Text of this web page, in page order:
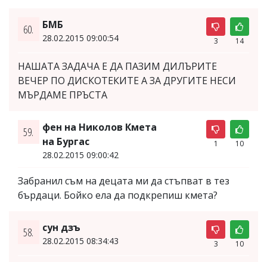
60. БМБ
28.02.2015 09:00:54 3 14
НАШАТА ЗАДАЧА Е ДА ПАЗИМ ДИЛЪРИТЕ
ВЕЧЕР ПО ДИСКОТЕКИТЕ А ЗА ДРУГИТЕ НЕСИ
МЪРДАМЕ ПРЪСТА
59.
фен на Николов Кмета
на Бургас
28.02.2015 09:00:42
1 10
Забранил съм на децата ми да стъпват в тез
бърдаци. Бойко ела да подкрепиш кмета?
58. сун дзъ
28.02.2015 08:34:43 3 10